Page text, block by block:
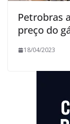
Petrobras
preço do
18/04/2023